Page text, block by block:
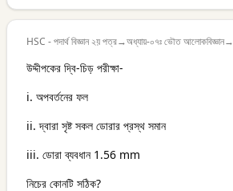
HSC - পদার্থ বিজ্ঞান ২য় পত্র→অধ্যায়-০৭ঃ ভৌত আলোকবিজ্ঞান→
উদ্দীপকের দ্বি-চিড় পরীক্ষা-
i. অপবর্তনের ফল
ii. দ্বারা সৃষ্ট সকল ডোরার প্রস্থ সমান
iii. ডোরা ব্যবধান 1.56 mm
নিচের কোনটি সঠিক?